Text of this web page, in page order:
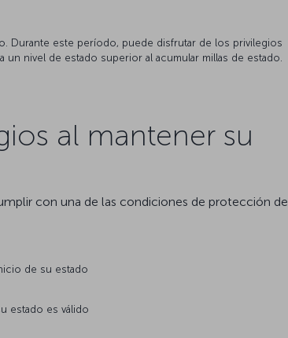
Durante este período, puede disfrutar de los privilegios
nivel de estado superior al acumular millas de estado.
al mantener su
con una de las condiciones de protección de
de su estado
estado es válido